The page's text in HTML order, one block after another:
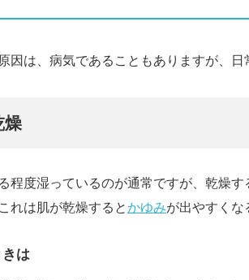
因は、病気であることもありますが、
燥
程度湿っているのが通常ですが、乾燥
れは肌が乾燥するとかゆみが出やすくな
は